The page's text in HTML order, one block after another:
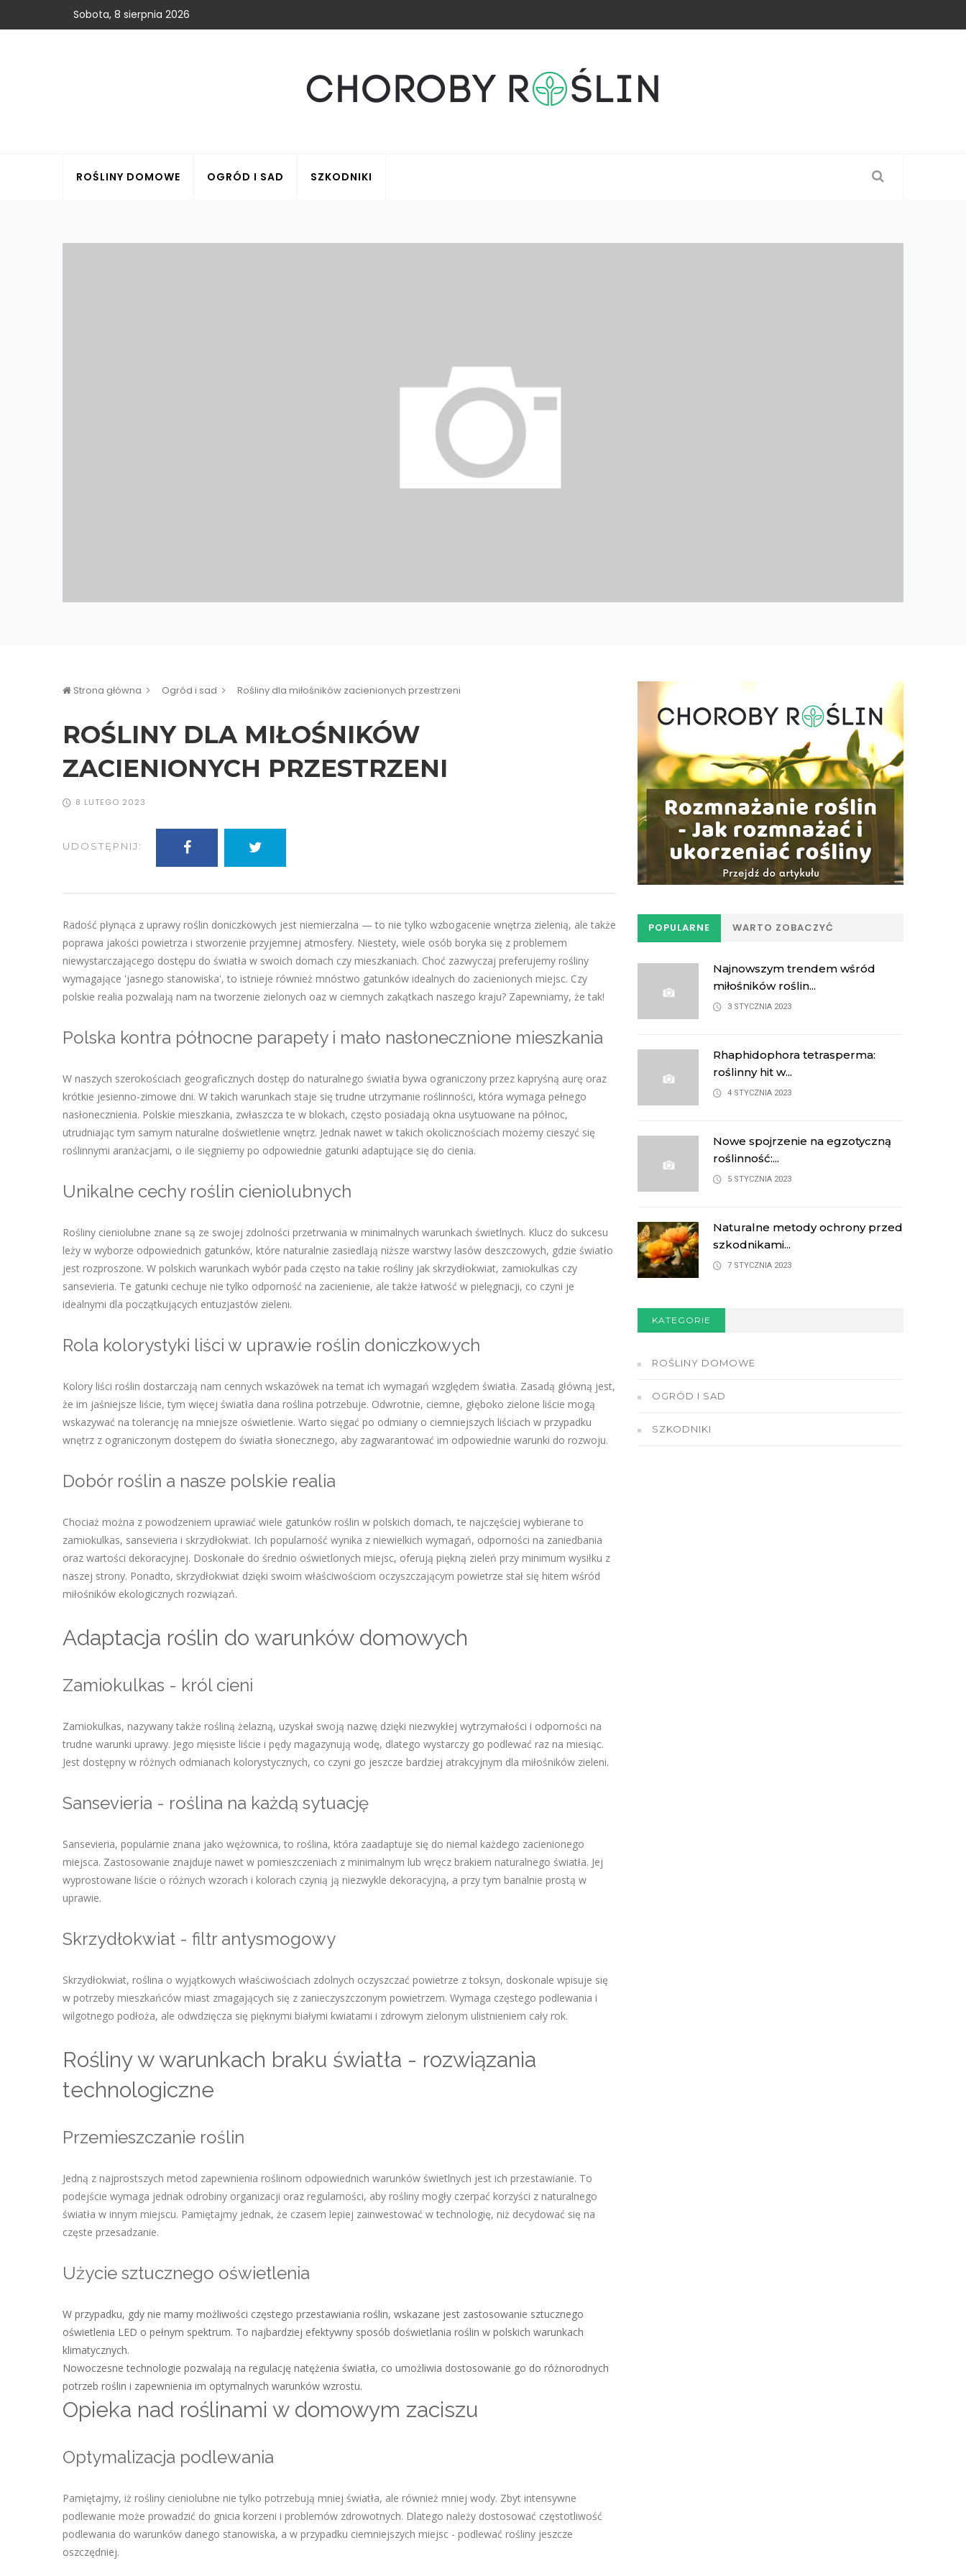
Sobota, 8 sierpnia 2026
ROŚLINY DOMOWE OGRÓD I SAD SZKODNIKI
Strona główna Ogród i sad Rośliny dla miłośników zacienionych przestrzeni
ROŚLINY DLA MIŁOŚNIKÓW
ZACIENIONYCH PRZESTRZENI
8 LUTEGO 2023
UDOSTĘPNIJ:
Radość płynąca z uprawy roślin doniczkowych jest niemierzalna — to nie tylko wzbogacenie wnętrza zielenią, ale także
poprawa jakości powietrza i stworzenie przyjemnej atmosfery. Niestety, wiele osób boryka się z problemem
niewystarczającego dostępu do światła w swoich domach czy mieszkaniach. Choć zazwyczaj preferujemy rośliny
wymagające 'jasnego stanowiska', to istnieje również mnóstwo gatunków idealnych do zacienionych miejsc. Czy
polskie realia pozwalają nam na tworzenie zielonych oaz w ciemnych zakątkach naszego kraju? Zapewniamy, że tak!
Polska kontra północne parapety i mało nasłonecznione mieszkania
W naszych szerokościach geograficznych dostęp do naturalnego światła bywa ograniczony przez kapryśną aurę oraz
krótkie jesienno-zimowe dni. W takich warunkach staje się trudne utrzymanie roślinności, która wymaga pełnego
nasłonecznienia. Polskie mieszkania, zwłaszcza te w blokach, często posiadają okna usytuowane na północ,
utrudniając tym samym naturalne doświetlenie wnętrz. Jednak nawet w takich okolicznościach możemy cieszyć się
roślinnymi aranżacjami, o ile sięgniemy po odpowiednie gatunki adaptujące się do cienia.
Unikalne cechy roślin cieniolubnych
Rośliny cieniolubne znane są ze swojej zdolności przetrwania w minimalnych warunkach świetlnych. Klucz do sukcesu
leży w wyborze odpowiednich gatunków, które naturalnie zasiedlają niższe warstwy lasów deszczowych, gdzie światło
jest rozproszone. W polskich warunkach wybór pada często na takie rośliny jak skrzydłokwiat, zamiokulkas czy
sansevieria. Te gatunki cechuje nie tylko odporność na zacienienie, ale także łatwość w pielęgnacji, co czyni je
idealnymi dla początkujących entuzjastów zieleni.
Rola kolorystyki liści w uprawie roślin doniczkowych
Kolory liści roślin dostarczają nam cennych wskazówek na temat ich wymagań względem światła. Zasadą główną jest,
że im jaśniejsze liście, tym więcej światła dana roślina potrzebuje. Odwrotnie, ciemne, głęboko zielone liście mogą
wskazywać na tolerancję na mniejsze oświetlenie. Warto sięgać po odmiany o ciemniejszych liściach w przypadku
wnętrz z ograniczonym dostępem do światła słonecznego, aby zagwarantować im odpowiednie warunki do rozwoju.
Dobór roślin a nasze polskie realia
Chociaż można z powodzeniem uprawiać wiele gatunków roślin w polskich domach, te najczęściej wybierane to
zamiokulkas, sansevieria i skrzydłokwiat. Ich popularność wynika z niewielkich wymagań, odporności na zaniedbania
oraz wartości dekoracyjnej. Doskonałe do średnio oświetlonych miejsc, oferują piękną zieleń przy minimum wysiłku z
naszej strony. Ponadto, skrzydłokwiat dzięki swoim właściwościom oczyszczającym powietrze stał się hitem wśród
miłośników ekologicznych rozwiązań.
Adaptacja roślin do warunków domowych
Zamiokulkas - król cieni
Zamiokulkas, nazywany także rośliną żelazną, uzyskał swoją nazwę dzięki niezwykłej wytrzymałości i odporności na
trudne warunki uprawy. Jego mięsiste liście i pędy magazynują wodę, dlatego wystarczy go podlewać raz na miesiąc.
Jest dostępny w różnych odmianach kolorystycznych, co czyni go jeszcze bardziej atrakcyjnym dla miłośników zieleni.
Sansevieria - roślina na każdą sytuację
Sansevieria, popularnie znana jako wężownica, to roślina, która zaadaptuje się do niemal każdego zacienionego
miejsca. Zastosowanie znajduje nawet w pomieszczeniach z minimalnym lub wręcz brakiem naturalnego światła. Jej
wyprostowane liście o różnych wzorach i kolorach czynią ją niezwykle dekoracyjną, a przy tym banalnie prostą w
uprawie.
Skrzydłokwiat - filtr antysmogowy
Skrzydłokwiat, roślina o wyjątkowych właściwościach zdolnych oczyszczać powietrze z toksyn, doskonale wpisuje się
w potrzeby mieszkańców miast zmagających się z zanieczyszczonym powietrzem. Wymaga częstego podlewania i
wilgotnego podłoża, ale odwdzięcza się pięknymi białymi kwiatami i zdrowym zielonym ulistnieniem cały rok.
Rośliny w warunkach braku światła - rozwiązania
technologiczne
Przemieszczanie roślin
Jedną z najprostszych metod zapewnienia roślinom odpowiednich warunków świetlnych jest ich przestawianie. To
podejście wymaga jednak odrobiny organizacji oraz regularności, aby rośliny mogły czerpać korzyści z naturalnego
światła w innym miejscu. Pamiętajmy jednak, że czasem lepiej zainwestować w technologię, niż decydować się na
częste przesadzanie.
Użycie sztucznego oświetlenia
W przypadku, gdy nie mamy możliwości częstego przestawiania roślin, wskazane jest zastosowanie sztucznego
oświetlenia LED o pełnym spektrum. To najbardziej efektywny sposób doświetlania roślin w polskich warunkach
klimatycznych.
Nowoczesne technologie pozwalają na regulację natężenia światła, co umożliwia dostosowanie go do różnorodnych
potrzeb roślin i zapewnienia im optymalnych warunków wzrostu.
Opieka nad roślinami w domowym zaciszu
Optymalizacja podlewania
Pamiętajmy, iż rośliny cieniolubne nie tylko potrzebują mniej światła, ale również mniej wody. Zbyt intensywne
podlewanie może prowadzić do gnicia korzeni i problemów zdrowotnych. Dlatego należy dostosować częstotliwość
podlewania do warunków danego stanowiska, a w przypadku ciemniejszych miejsc - podlewać rośliny jeszcze
oszczędniej.
POPULARNE WARTO ZOBACZYĆ
Najnowszym trendem wśród
miłośników roślin...
3 STYCZNIA 2023
Rhaphidophora tetrasperma:
roślinny hit w...
4 STYCZNIA 2023
Nowe spojrzenie na egzotyczną
roślinność:...
5 STYCZNIA 2023
Naturalne metody ochrony przed
szkodnikami...
7 STYCZNIA 2023
KATEGORIE
ROŚLINY DOMOWE
OGRÓD I SAD
SZKODNIKI